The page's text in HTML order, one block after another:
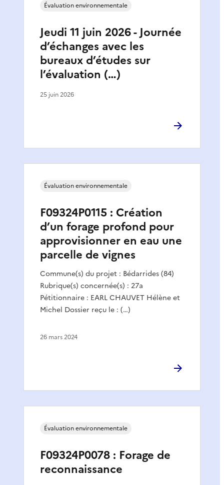
Jeudi 11 juin 2026 - Journée
d’échanges avec les
bureaux d’études sur
l’évaluation (…)
Évaluation environnementale
25 juin 2026
F09324P0115 : Création
d’un forage profond pour
approvisionner en eau une
parcelle de vignes
Commune(s) du projet : Bédarrides (84)
Rubrique(s) concernée(s) : 27a
Pétitionnaire : EARL CHAUVET Hélène et
Michel Dossier reçu le : (…)
Évaluation environnementale
26 mars 2024
F09324P0078 : Forage de
reconnaissance
Évaluation environnementale